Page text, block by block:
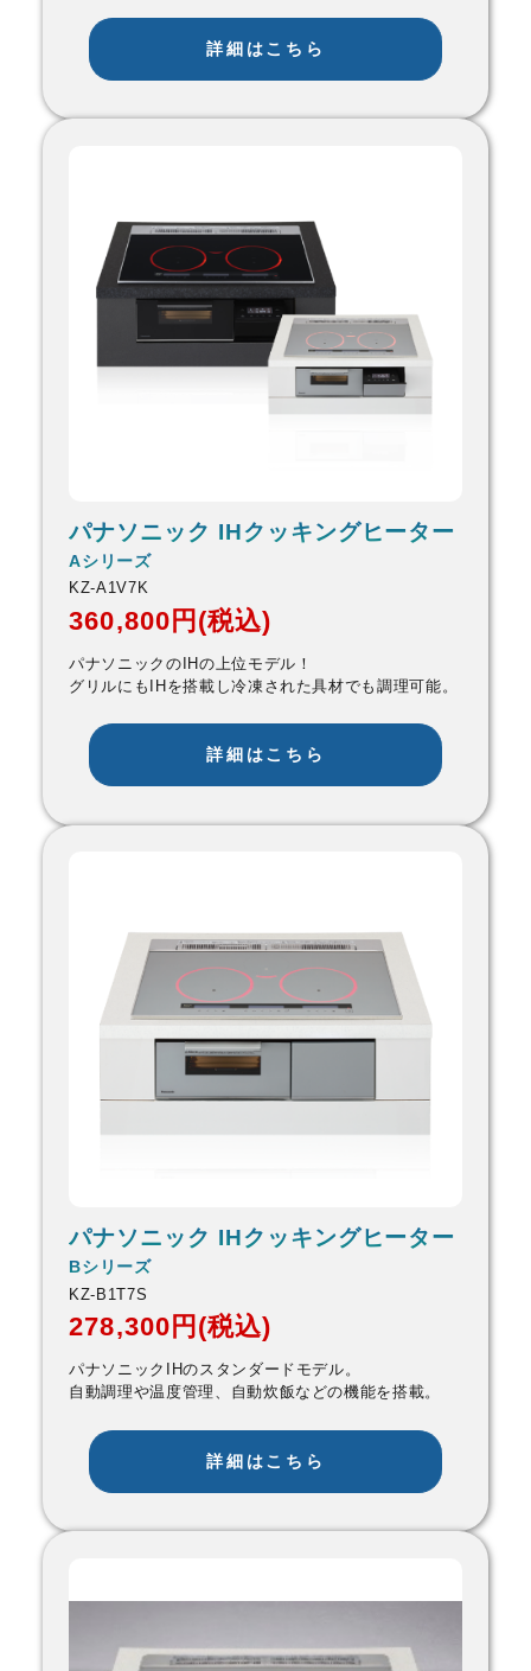
詳細はこちら
パナソニック IHクッキングヒーター
Aシリーズ
KZ-A1V7K
360,800円(税込)
パナソニックのIHの上位モデル！
グリルにもIHを搭載し冷凍された具材でも調理可能。
詳細はこちら
パナソニック IHクッキングヒーター
Bシリーズ
KZ-B1T7S
278,300円(税込)
パナソニックIHのスタンダードモデル。
自動調理や温度管理、自動炊飯などの機能を搭載。
詳細はこちら